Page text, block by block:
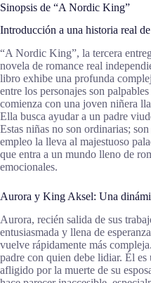
Sinopsis de “A Nordic King”
Introducción a una historia real
“A Nordic King”, la tercera
novela de romance real
libro exhibe una profunda
entre los personajes son
comienza con una joven niñera
Ella busca ayudar a un padre
Estas niñas no son ordinarias;
empleo la lleva al majestuoso
que entra a un mundo lleno de
emocionales.
Aurora y King Aksel: Una
Aurora, recién salida de sus
entusiasmada y llena de
vuelve rápidamente más
padre con quien debe lidiar. Él
afligido por la muerte de su